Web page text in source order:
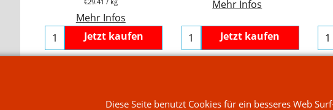
Mehr Infos
Jetzt kaufen
Mehr Infos
Jetzt kaufen
WebShop erstellt mit
ShopFactory Shop
Diese Seite benutzt Cookies für ein besseres Web